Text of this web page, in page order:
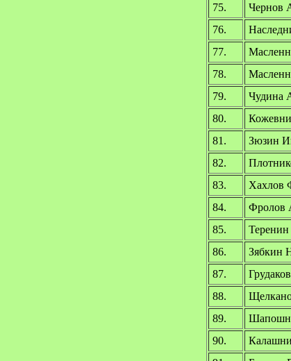
75.
Чернов
76.
77.
78.
79.
Чудина
80.
81.
Зюзин
82.
83.
Хахлов
84.
Фролов
85.
86.
Зябкин
87.
88.
89.
90.